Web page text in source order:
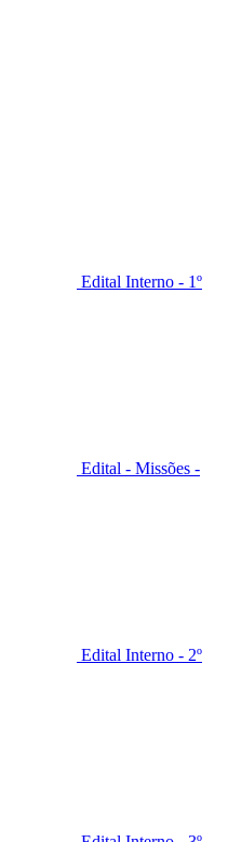
Edital Interno - 1º
Edital - Missões -
Edital Interno - 2º